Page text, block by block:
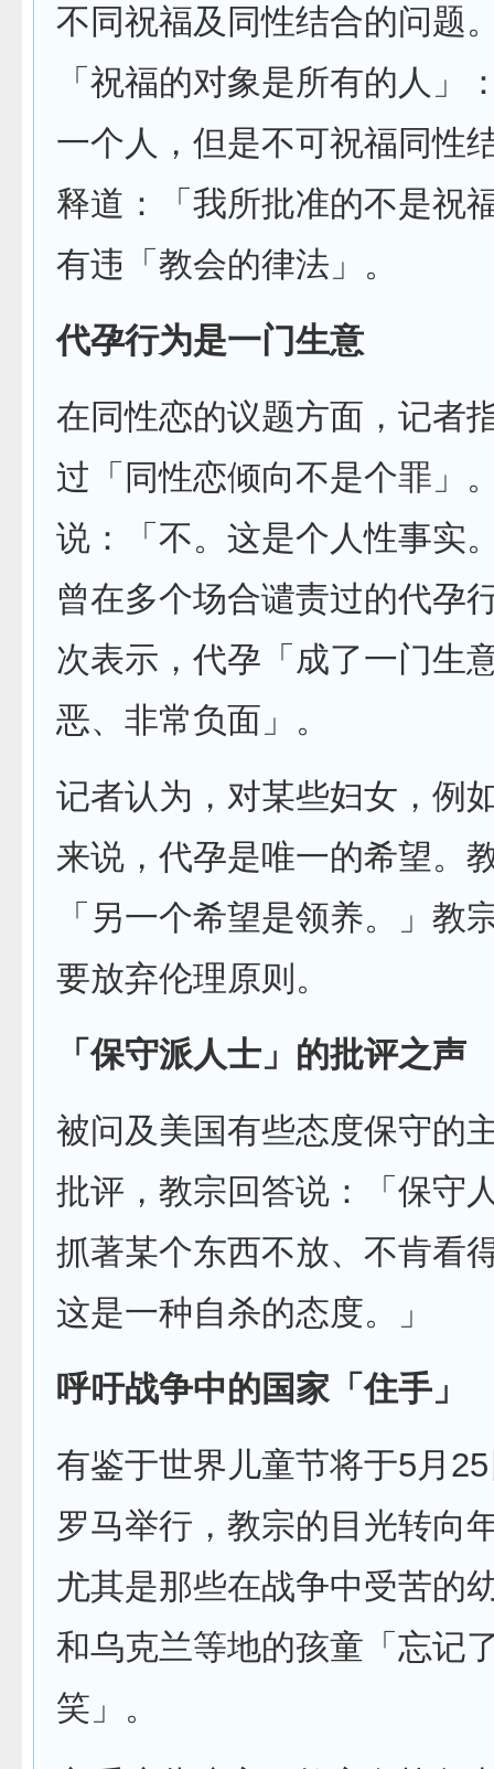
不同祝福及同性结合的问题
「祝福的对象是所有的人」
一个人，但是不可祝福同性
释道：「我所批准的不是祝
有违「教会的律法」。
代孕行为是一门生意
在同性恋的议题方面，记者
过「同性恋倾向不是个罪」
说：「不。这是个人性事实
曾在多个场合谴责过的代孕
次表示，代孕「成了一门生
恶、非常负面」。
记者认为，对某些妇女，例
来说，代孕是唯一的希望。
「另一个希望是领养。」教
要放弃伦理原则。
「保守派人士」的批评之声
被问及美国有些态度保守的
批评，教宗回答说：「保守
抓著某个东西不放、不肯看
这是一种自杀的态度。」
呼吁战争中的国家「住手」
有鉴于世界儿童节将于5月
罗马举行，教宗的目光转向
尤其是那些在战争中受苦的
和乌克兰等地的孩童「忘记
笑」。